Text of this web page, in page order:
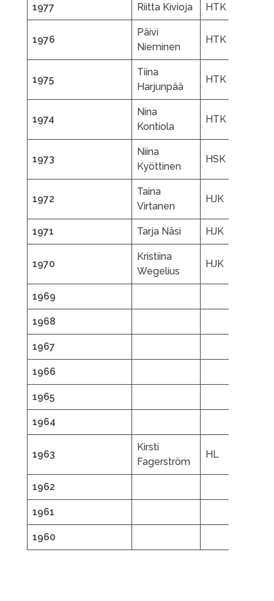
1977 Riitta Kivioja HTK
1976
Päivi
Nieminen
HTK
1975
Tiina
Harjunpää
HTK
1974
Nina
Kontiola
HTK
1973
Niina
Kyöttinen
HSK
1972
Taina
Virtanen
HJK
1971 Tarja Näsi HJK
1970
Kristiina
Wegelius
HJK
1969
1968
1967
1966
1965
1964
1963
Kirsti
Fagerström
HL
1962
1961
1960